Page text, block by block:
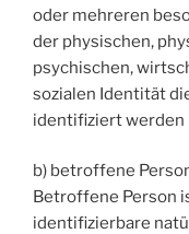
oder mehreren
der physischen,
psychischen,
sozialen Identität
identifiziert werden
b) betroffene
Betroffene Person
identifizierbare